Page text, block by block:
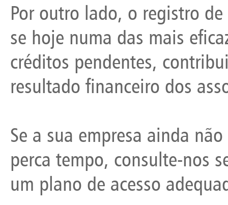
Por outro lado, o registro
se hoje numa das mais
créditos pendentes,
resultado financeiro dos
Se a sua empresa ainda
perca tempo, consulte-nos
um plano de acesso